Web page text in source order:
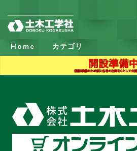
Home カテゴリ